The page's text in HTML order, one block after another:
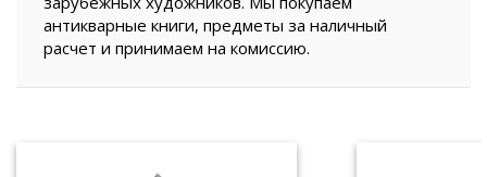
антикварные книги, предметы за наличный
расчет и принимаем на комиссию.